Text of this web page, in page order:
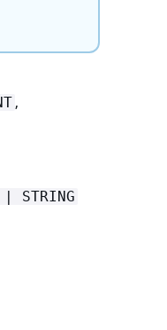
,
| STRING